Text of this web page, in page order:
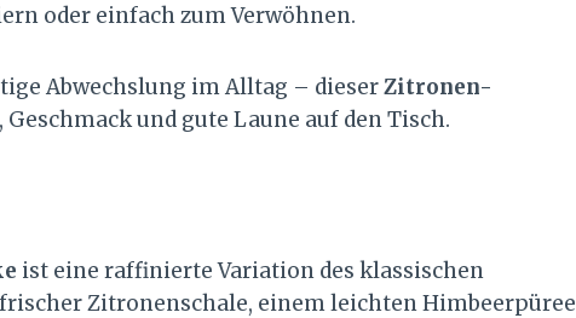
oder einfach zum Verwöhnen.
Abwechslung im Alltag – dieserZitronen-
Geschmack und gute Laune auf den Tisch.
ist eine raffinierte Variation des klassischen
Zitronenschale, einem leichten Himbeerpüree